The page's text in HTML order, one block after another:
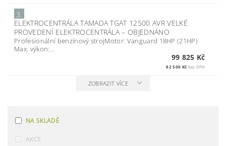
3.
ELEKTROCENTRÁLA TAMADA TGAT 12500 AVR VELKÉ
PROVEDENÍ ELEKTROCENTRÁLA– OBJEDNÁNO
Profesionální benzínový strojMotor: Vanguard 18HP (21HP)
Max. výkon:...
99 825 Kč
82 500 Kč bez DPH
ZOBRAZIT VÍCE
NA SKLADĚ
AKCE